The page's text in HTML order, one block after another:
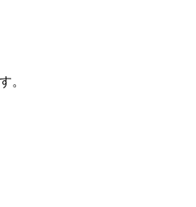
。